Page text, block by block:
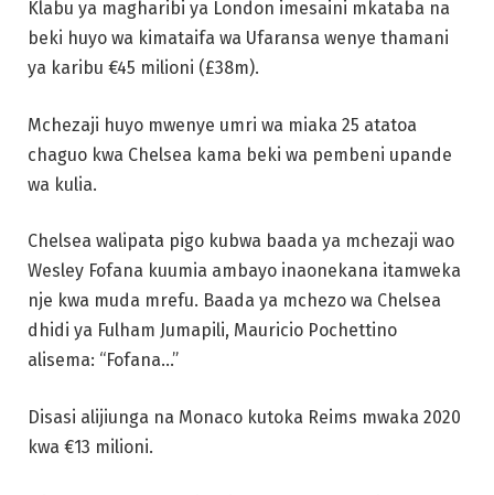
Klabu ya magharibi ya London imesaini mkataba na
beki huyo wa kimataifa wa Ufaransa wenye thamani
ya karibu €45 milioni (£38m).
Mchezaji huyo mwenye umri wa miaka 25 atatoa
chaguo kwa Chelsea kama beki wa pembeni upande
wa kulia.
Chelsea walipata pigo kubwa baada ya mchezaji wao
Wesley Fofana kuumia ambayo inaonekana itamweka
nje kwa muda mrefu. Baada ya mchezo wa Chelsea
dhidi ya Fulham Jumapili, Mauricio Pochettino
alisema: “Fofana…”
Disasi alijiunga na Monaco kutoka Reims mwaka 2020
kwa €13 milioni.